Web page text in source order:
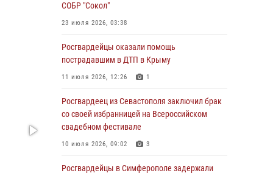
В Симферополе сотрудники Росгвардии
задержали нетрезвого мужчину
Росгвардия в Крыму и Севастополе
задержала ряд правонарушителей
В Симферополе росгвардейцы задержали
гражданина, подозреваемого в совершении
серии краж
СОБР "Сокол"
23 июля 2026, 03:38
Росгвардейцы оказали помощь
пострадавшим в ДТП в Крыму
11 июля 2026, 12:26 1
Росгвардеец из Севастополя заключил брак
со своей избранницей на Всероссийском
свадебном фестивале
10 июля 2026, 09:02 3
Росгвардейцы в Симферополе задержали